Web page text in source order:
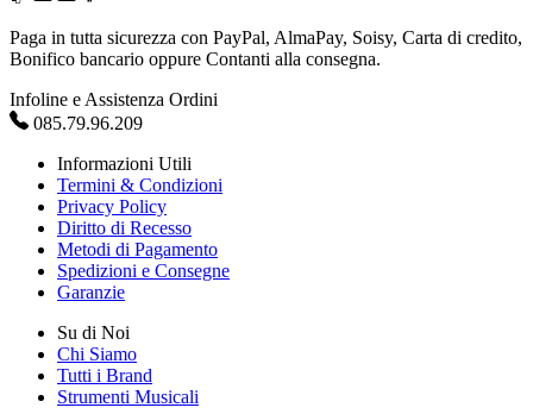
Paga in tutta sicurezza con PayPal, AlmaPay, Soisy, Carta di credito,
Bonifico bancario oppure Contanti alla consegna.
Infoline e Assistenza Ordini
085.79.96.209
Informazioni Utili
Termini & Condizioni
Privacy Policy
Diritto di Recesso
Metodi di Pagamento
Spedizioni e Consegne
Garanzie
Su di Noi
Chi Siamo
Tutti i Brand
Strumenti Musicali